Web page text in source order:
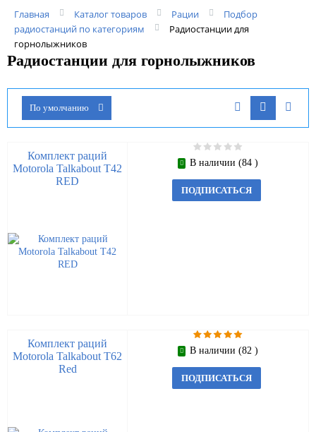
Главная Каталог товаров Рации
Подбор
радиостанций по категориям
Радиостанции для
горнолыжников
Радиостанции для горнолыжников
По умолчанию
Комплект раций
Motorola Talkabout T42
RED
В наличии (84 )
ПОДПИСАТЬСЯ
Комплект раций
Motorola Talkabout T62
Red
В наличии (82 )
ПОДПИСАТЬСЯ